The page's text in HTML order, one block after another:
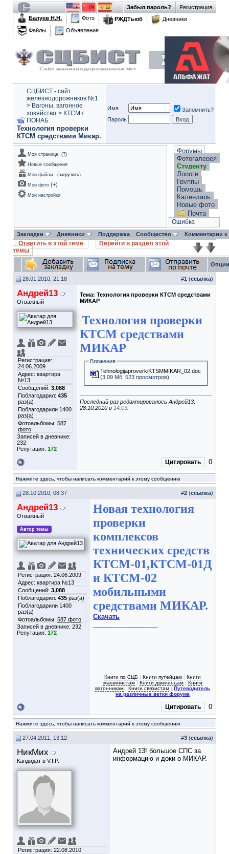
Регистрация
Забыл пароль?
Балуев Н.Н.
Фото РЖДТьюб
Дневники
Файлы
Объявления
СЦБИСТ - сайт
железнодорожников №1
> Вагоны, вагонное
хозяйство > КТСМ /
ПОНАБ
Технология проверки
КТСМ средствами Микар.
Имя
Запомнить?
Пароль
Моя страница (?)
Новые сообщения
Мои файлы
(загрузить)
Мои фото (+)
Мои настройки
Форумы
Фотогалерея
Студенту
Дороги
Группы
Помощь
Календарь
Новые фото
Почта
Ошибка
Закладки Дневники Поддержка Сообщество Комментарии
Ответить в этой теме
Перейти в раздел этой
темы
28.01.2010, 21:18 #1 (ссылка)
Андрей13
Отважный
Регистрация:
24.06.2009
Адрес: квартира
№13
Сообщений: 3,088
Поблагодарил: 435
раз(а)
Поблагодарили 1400
раз(а)
Фотоальбомы: 587
фото
Записей в дневнике:
232
Репутация: 172
Тема: Технология проверки КТСМ средствами
МИКАР
:Технология проверки
КТСМ средствами
МИКАР
Вложения
TehnologijaproverkiKTSMMIKAR_02.doc
(3.09 Мб, 523 просмотров)
Последний раз редактировалось Андрей13;
28.10.2010 в 14:03
Цитировать 0
Нажмите здесь, чтобы написать комментарий к этому сообщению
28.10.2010, 08:37 #2 (ссылка)
Андрей13
Отважный
Автор темы
Регистрация: 24.06.2009
Адрес: квартира №13
Сообщений: 3,088
Поблагодарил: 435 раз(а)
Поблагодарили 1400
раз(а)
Фотоальбомы: 587 фото
Записей в дневнике: 232
Репутация: 172
Новая технология
проверки
комплексов
технических средств
КТСМ-01,КТСМ-01Д
и КТСМ-02
мобильными
средствами МИКАР.
Скачать
Книги по СЦБ | Книги путейцам | Книги
машинистам| Книги движенцам| Книги
вагонникам | Книги связистам | Путеводитель
на различные ветки форума
Цитировать 0
Нажмите здесь, чтобы написать комментарий к этому сообщению
27.04.2011, 13:12 #3 (ссылка)
НикМих
Кандидат в V.I.P.
Регистрация: 22.08.2010
Андрей 13! большое СПС за
информацию и доки о МИКАР.